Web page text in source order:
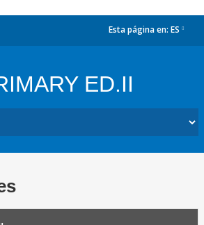
Esta página en: ES
ED.II